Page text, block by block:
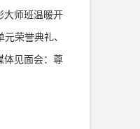
师班温暖开
荣誉典礼、
体见面会：尊